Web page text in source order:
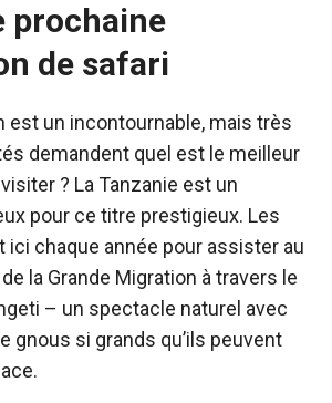
prochaine
de safari
est un incontournable, mais très
demandent quel est le meilleur
? La Tanzanie est un
pour ce titre prestigieux. Les
chaque année pour assister au
la Grande Migration à travers le
– un spectacle naturel avec
gnous si grands qu’ils peuvent